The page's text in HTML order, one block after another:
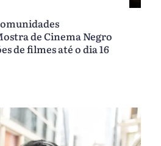
de Cinema Negro
de filmes até o dia 16